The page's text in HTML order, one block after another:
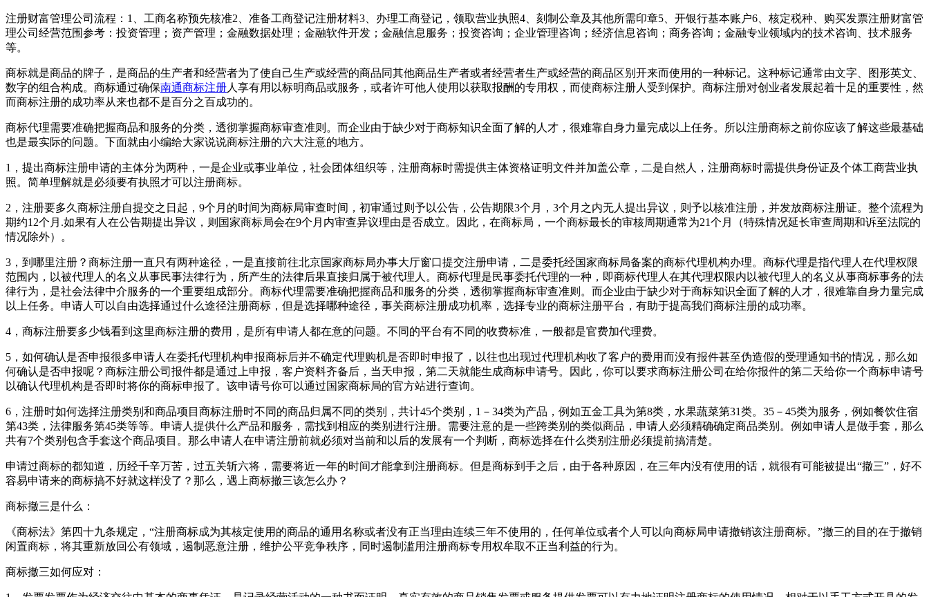
注册财富管理公司流程：1、工商名称预先核准2、准备工商登记注册材料3、办理工商登记，领取营业执照4、刻制公章及其他所需印章5、开银行基本账户6、核定税种、购买发票注册财富管
理公司经营范围参考：投资管理；资产管理；金融数据处理；金融软件开发；金融信息服务；投资咨询；企业管理咨询；经济信息咨询；商务咨询；金融专业领域内的技术咨询、技术服务
等。
商标就是商品的牌子，是商品的生产者和经营者为了使自己生产或经营的商品同其他商品生产者或者经营者生产或经营的商品区别开来而使用的一种标记。这种标记通常由文字、图形英文、
数字的组合构成。商标通过确保南通商标注册人享有用以标明商品或服务，或者许可他人使用以获取报酬的专用权，而使商标注册人受到保护。商标注册对创业者发展起着十足的重要性，然
而商标注册的成功率从来也都不是百分之百成功的。
商标代理需要准确把握商品和服务的分类，透彻掌握商标审查准则。而企业由于缺少对于商标知识全面了解的人才，很难靠自身力量完成以上任务。所以注册商标之前你应该了解这些最基础
也是最实际的问题。下面就由小编给大家说说商标注册的六大注意的地方。
1，提出商标注册申请的主体分为两种，一是企业或事业单位，社会团体组织等，注册商标时需提供主体资格证明文件并加盖公章，二是自然人，注册商标时需提供身份证及个体工商营业执
照。简单理解就是必须要有执照才可以注册商标。
2，注册要多久商标注册自提交之日起，9个月的时间为商标局审查时间，初审通过则予以公告，公告期限3个月，3个月之内无人提出异议，则予以核准注册，并发放商标注册证。整个流程为
期约12个月.如果有人在公告期提出异议，则国家商标局会在9个月内审查异议理由是否成立。因此，在商标局，一个商标最长的审核周期通常为21个月（特殊情况延长审查周期和诉至法院的
情况除外）。
3，到哪里注册？商标注册一直只有两种途径，一是直接前往北京国家商标局办事大厅窗口提交注册申请，二是委托经国家商标局备案的商标代理机构办理。商标代理是指代理人在代理权限
范围内，以被代理人的名义从事民事法律行为，所产生的法律后果直接归属于被代理人。商标代理是民事委托代理的一种，即商标代理人在其代理权限内以被代理人的名义从事商标事务的法
律行为，是社会法律中介服务的一个重要组成部分。商标代理需要准确把握商品和服务的分类，透彻掌握商标审查准则。而企业由于缺少对于商标知识全面了解的人才，很难靠自身力量完成
以上任务。申请人可以自由选择通过什么途径注册商标，但是选择哪种途径，事关商标注册成功机率，选择专业的商标注册平台，有助于提高我们商标注册的成功率。
4，商标注册要多少钱看到这里商标注册的费用，是所有申请人都在意的问题。不同的平台有不同的收费标准，一般都是官费加代理费。
5，如何确认是否申报很多申请人在委托代理机构申报商标后并不确定代理购机是否即时申报了，以往也出现过代理机构收了客户的费用而没有报件甚至伪造假的受理通知书的情况，那么如
何确认是否申报呢？商标注册公司报件都是通过上申报，客户资料齐备后，当天申报，第二天就能生成商标申请号。因此，你可以要求商标注册公司在给你报件的第二天给你一个商标申请号
以确认代理机构是否即时将你的商标申报了。该申请号你可以通过国家商标局的官方站进行查询。
6，注册时如何选择注册类别和商品项目商标注册时不同的商品归属不同的类别，共计45个类别，1－34类为产品，例如五金工具为第8类，水果蔬菜第31类。35－45类为服务，例如餐饮住宿
第43类，法律服务第45类等等。申请人提供什么产品和服务，需找到相应的类别进行注册。需要注意的是一些跨类别的类似商品，申请人必须精确确定商品类别。例如申请人是做手套，那么
共有7个类别包含手套这个商品项目。那么申请人在申请注册前就必须对当前和以后的发展有一个判断，商标选择在什么类别注册必须提前搞清楚。
申请过商标的都知道，历经千辛万苦，过五关斩六将，需要将近一年的时间才能拿到注册商标。但是商标到手之后，由于各种原因，在三年内没有使用的话，就很有可能被提出“撤三”，好不
容易申请来的商标搞不好就这样没了？那么，遇上商标撤三该怎么办？
商标撤三是什么：
《商标法》第四十九条规定，“注册商标成为其核定使用的商品的通用名称或者没有正当理由连续三年不使用的，任何单位或者个人可以向商标局申请撤销该注册商标。”撤三的目的在于撤销
闲置商标，将其重新放回公有领域，遏制恶意注册，维护公平竞争秩序，同时遏制滥用注册商标专用权牟取不正当利益的行为。
商标撤三如何应对：